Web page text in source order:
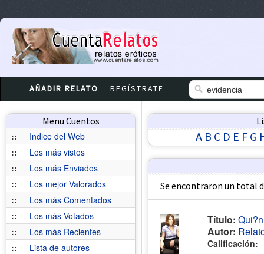
AÑADIR RELATO REGÍSTRATE
Menu Cuentos
::
Indice del Web
::
Los más vistos
::
Los más Enviados
::
Los mejor Valorados
::
Los más Comentados
::
Los más Votados
::
Los más Recientes
::
Lista de autores
A B C D E F G
Se encontraron un total
Título:
Autor:
Calificación: